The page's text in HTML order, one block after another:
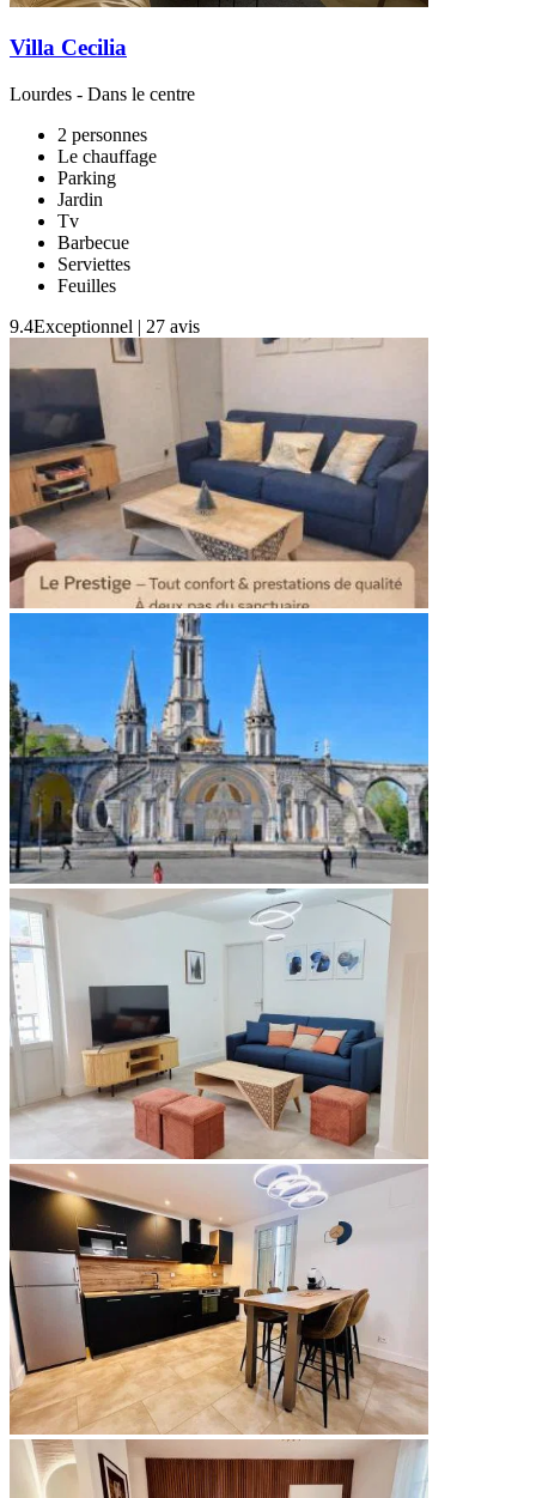
Villa Cecilia
Lourdes - Dans le centre
2 personnes
Le chauffage
Parking
Jardin
Tv
Barbecue
Serviettes
Feuilles
9.4Exceptionnel | 27 avis